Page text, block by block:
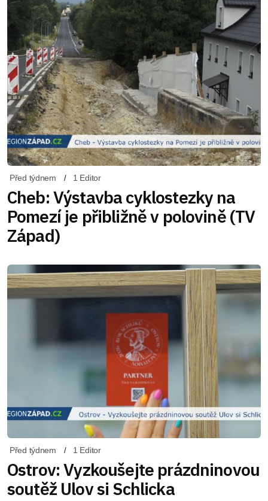
Před týdnem 1 Editor
Cheb: Výstavba cyklostezky na
Pomezí je přibližně v polovině (TV
Západ)
Před týdnem 1 Editor
Ostrov: Vyzkoušejte prázdninovou
soutěž Ulov si Schlicka